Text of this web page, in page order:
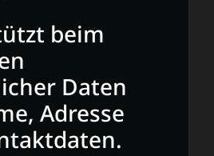
beim
Daten
Adresse